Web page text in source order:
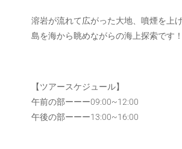
溶岩が流れて広がった大地、噴煙を上
島を海から眺めながらの海上探索です！
【ツアースケジュール】
午前の部ーーー09:00~12:00
午後の部ーーー13:00~16:00